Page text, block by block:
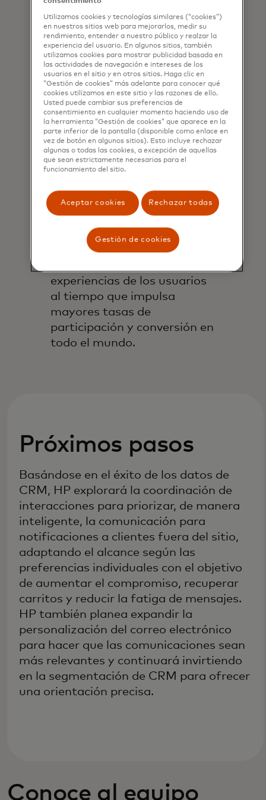
Estamos inmensamente
orgullosos de la expansión
global de nuestro programa
de personalización, que
ahora garantiza una
experiencia consistente y
atractiva en más de 100
países.
Al probar experimentos en
mercados de alto tráfico,
verificamos la efectividad de
nuestras estrategias antes
de escalarlas a otras
regiones. Este enfoque
metódico optimiza
experiencias de los usuarios
al tiempo que impulsa
mayores tasas de
participación y conversión en
todo el mundo.
Próximos pasos
Basándose en el éxito de los datos de
CRM, HP explorará la coordinación de
interacciones para priorizar, de manera
inteligente, la comunicación para
notificaciones a clientes fuera del sitio,
adaptando el alcance según las
preferencias individuales con el objetivo
de aumentar el compromiso, recuperar
carritos y reducir la fatiga de mensajes.
HP también planea expandir la
personalización del correo electrónico
para hacer que las comunicaciones sean
más relevantes y continuará invirtiendo
en la segmentación de CRM para ofrecer
una orientación precisa.
Conoce al equipo
Utilizamos cookies y tecnologías similares (“cookies”)
en nuestros sitios web para mejorarlos, medir su
rendimiento, entender a nuestro público y realzar la
experiencia del usuario. En algunos sitios, también
utilizamos cookies para mostrar publicidad basada en
las actividades de navegación e intereses de los
usuarios en el sitio y en otros sitios. Haga clic en
“Gestión de cookies” más adelante para conocer qué
cookies utilizamos en este sitio y las razones de ello.
Usted puede cambiar sus preferencias de
consentimiento en cualquier momento haciendo uso de
la herramienta “Gestión de cookies” que aparece en la
parte inferior de la pantalla (disponible como enlace en
vez de botón en algunos sitios). Esto incluye rechazar
algunas o todas las cookies, a excepción de aquellas
que sean estrictamente necesarias para el
funcionamiento del sitio.
Aceptar cookies Rechazar todas
Gestión de cookies